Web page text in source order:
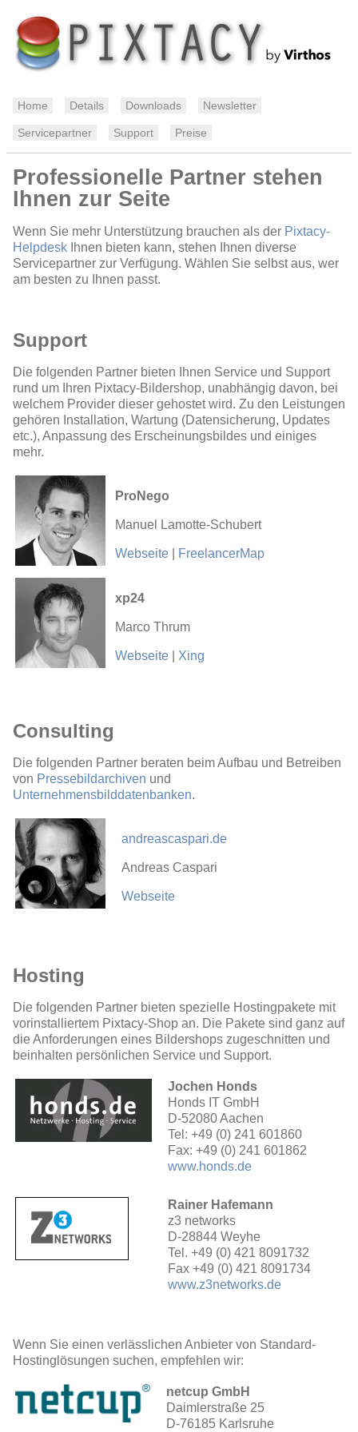
Home Details Downloads Newsletter
Servicepartner Support Preise
Professionelle Partner stehen
Ihnen zur Seite
Wenn Sie mehr Unterstützung brauchen als der Pixtacy-
Helpdesk Ihnen bieten kann, stehen Ihnen diverse
Servicepartner zur Verfügung. Wählen Sie selbst aus, wer
am besten zu Ihnen passt.
Support
Die folgenden Partner bieten Ihnen Service und Support
rund um Ihren Pixtacy-Bildershop, unabhängig davon, bei
welchem Provider dieser gehostet wird. Zu den Leistungen
gehören Installation, Wartung (Datensicherung, Updates
etc.), Anpassung des Erscheinungsbildes und einiges
mehr.
ProNego
Manuel Lamotte-Schubert
Webseite FreelancerMap
xp24
Marco Thrum
Webseite Xing
Consulting
Die folgenden Partner beraten beim Aufbau und Betreiben
von Pressebildarchiven und
Unternehmensbilddatenbanken.
andreascaspari.de
Andreas Caspari
Webseite
Hosting
Die folgenden Partner bieten spezielle Hostingpakete mit
vorinstalliertem Pixtacy-Shop an. Die Pakete sind ganz auf
die Anforderungen eines Bildershops zugeschnitten und
beinhalten persönlichen Service und Support.
Jochen Honds
Honds IT GmbH
D-52080 Aachen
Tel: +49 (0) 241 601860
Fax: +49 (0) 241 601862
www.honds.de
Rainer Hafemann
z3 networks
D-28844 Weyhe
Tel. +49 (0) 421 8091732
Fax +49 (0) 421 8091734
www.z3networks.de
Wenn Sie einen verlässlichen Anbieter von Standard-
Hostinglösungen suchen, empfehlen wir:
netcup GmbH
Daimlerstraße 25
D-76185 Karlsruhe